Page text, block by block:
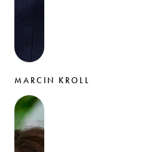
MARCIN KROLL